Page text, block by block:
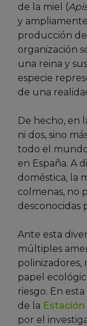
de la miel (
y
producción
organización
una reina y
especie
de una
De hecho, en
ni dos, sino
todo el
en España. A
doméstica, la
colmenas, no
desconocidas
Ante esta
múltiples
polinizadores,
papel
riesgo. En
de la
por el